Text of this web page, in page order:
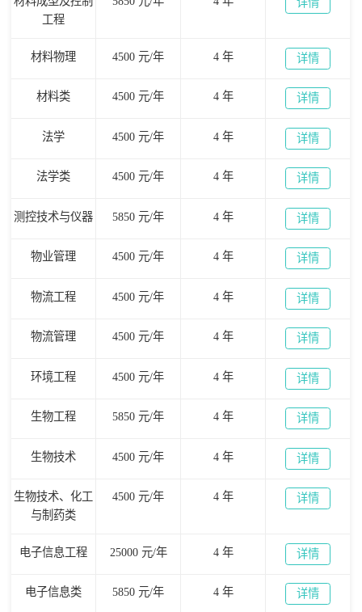
工程
详情
材料物理 4500 元/年 4 年 详情
材料类 4500 元/年 4 年 详情
法学 4500 元/年 4 年 详情
法学类 4500 元/年 4 年 详情
测控技术与仪器 5850 元/年 4 年 详情
物业管理 4500 元/年 4 年 详情
物流工程 4500 元/年 4 年 详情
物流管理 4500 元/年 4 年 详情
环境工程 4500 元/年 4 年 详情
生物工程 5850 元/年 4 年 详情
生物技术 4500 元/年 4 年 详情
生物技术、化工
与制药类
4500 元/年 4 年 详情
电子信息工程 25000 元/年 4 年 详情
电子信息类 5850 元/年 4 年 详情